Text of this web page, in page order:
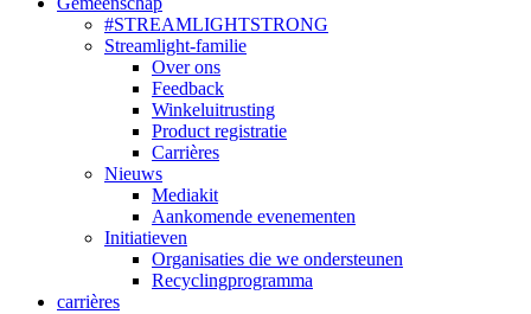
#STREAMLIGHTSTRONG
Streamlight-familie
Over ons
Feedback
Winkeluitrusting
Product registratie
Carrières
Nieuws
Mediakit
Aankomende evenementen
Initiatieven
Organisaties die we ondersteunen
Recyclingprogramma
carrières